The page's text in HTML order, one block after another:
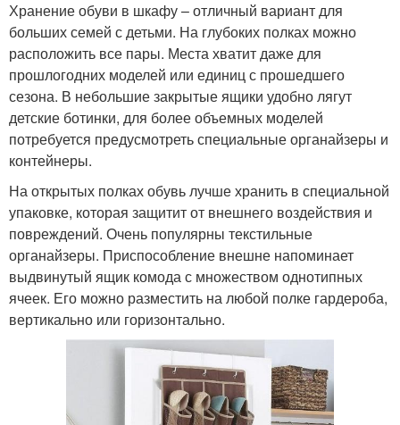
Хранение обуви в шкафу – отличный вариант для
больших семей с детьми. На глубоких полках можно
расположить все пары. Места хватит даже для
прошлогодних моделей или единиц с прошедшего
сезона. В небольшие закрытые ящики удобно лягут
детские ботинки, для более объемных моделей
потребуется предусмотреть специальные органайзеры и
контейнеры.
На открытых полках обувь лучше хранить в специальной
упаковке, которая защитит от внешнего воздействия и
повреждений. Очень популярны текстильные
органайзеры. Приспособление внешне напоминает
выдвинутый ящик комода с множеством однотипных
ячеек. Его можно разместить на любой полке гардероба,
вертикально или горизонтально.